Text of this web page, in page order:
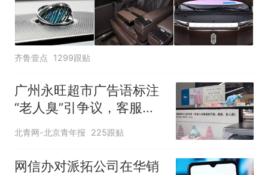
齐鲁壹点 1299跟贴
广州永旺超市广告语标注
“老人臭”引争议，客服回
应
北青网-北京青年报 225跟贴
网信办对派拓公司在华销